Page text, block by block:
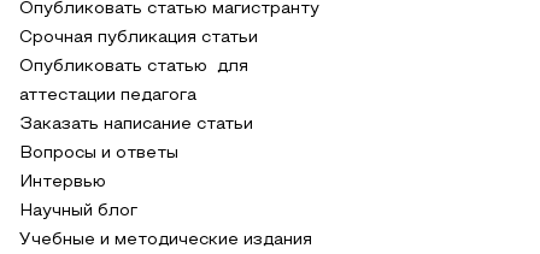
Опубликовать статью магистранту
Срочная публикация статьи
Опубликовать статью для
аттестации педагога
Заказать написание статьи
Вопросы и ответы
Интервью
Научный блог
Учебные и методические издания